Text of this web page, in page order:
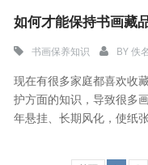
如何才能保持书画藏
书画保养知识 BY佚名
现在有很多家庭都喜欢收
护方面的知识，导致很多
年悬挂、长期风化，使纸